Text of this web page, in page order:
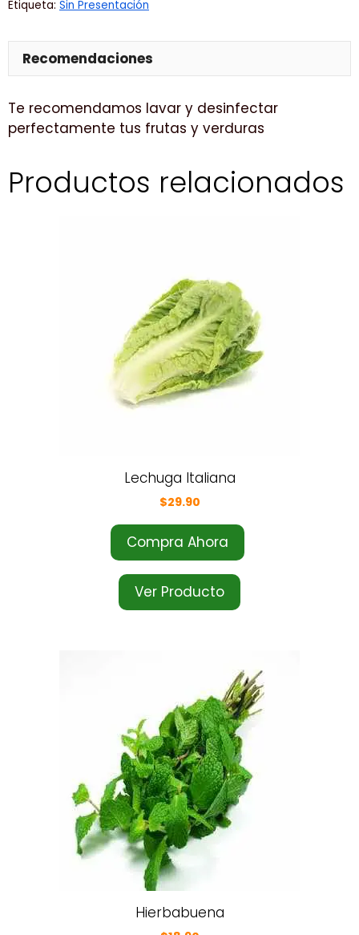
Etiqueta: Sin Presentación
Recomendaciones
Te recomendamos lavar y desinfectar
perfectamente tus frutas y verduras
Productos relacionados
Lechuga Italiana
$29.90
Compra Ahora
Ver Producto
Hierbabuena